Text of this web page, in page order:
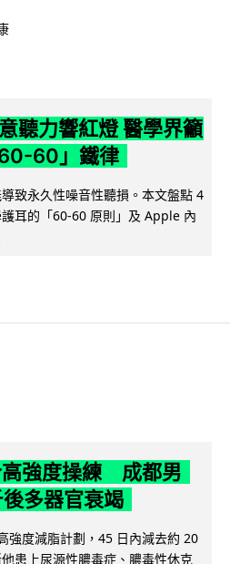
聽力響紅燈 醫學界籲
60」鐵律
致永久性噪音性聽損。本文盤點 4
耳的「60-60 原則」及 Apple 內
高強度操練 成都男
多器官衰竭
強度減脂計劃，45 日內減去約 20
患上尿源性膿毒症、膿毒性休克